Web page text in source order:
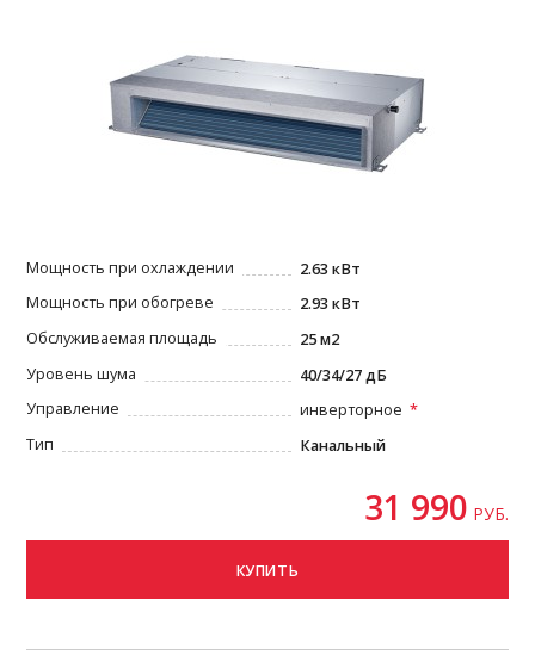
Мощность при охлаждении
2.63 кВт
Мощность при обогреве
2.93 кВт
Обслуживаемая площадь
25 м2
Уровень шума
40/34/27 дБ
Управление
инверторное
Тип
Канальный
31 990 РУБ.
КУПИТЬ